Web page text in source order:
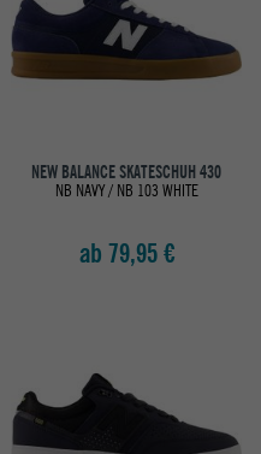
NEW BALANCE SKATESCHUH 430
NB NAVY / NB 103 WHITE
ab 79,95 €